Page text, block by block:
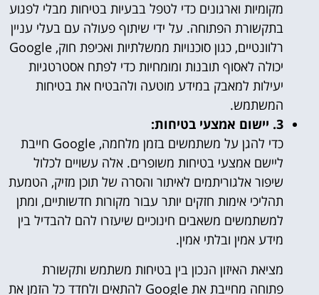
מקומיות וארגונים כדי לטפל בבעיות בטיחות מבלי לפגוע
בתקשורת הפתוחה. על ידי שיתוף פעולה עם בעלי עניין
רלוונטיים, כגון סוכנויות ממשלתיות ואכיפת חוק, Google
יכולה לאסוף תובנות ומומחיות כדי לפתח אסטרטגיות
יעילות למאבק במידע מוטעה ולהבטיח את בטיחות
המשתמש.
3. יישום אמצעי בטיחות:
כדי להגן על משתמשים בזמן מלחמה, Google חייבת
ליישם אמצעי בטיחות משופרים. אלה עשויים לכלול
שיפור אלגוריתמים לאיתור והסרה של תוכן מזיק, הטמעת
תהליכי אימות חזקים יותר עבור מקורות חדשותיים, ומתן
למשתמשים משאבים חינוכיים שיעזרו להם להבדיל בין
מידע אמין ובלתי אמין.
מציאת האיזון הנכון בין בטיחות משתמש ותקשורת
פתוחה מחייבת את Google להתאים ולחדד כל הזמן את